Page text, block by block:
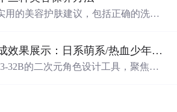
用的美容护肤建议，包括正确的洗头
漫画脸描述生成效果展示：日系萌系/热血少年风格AI角色方案全集
32B的二次元角色设计工具，聚焦日
Diffusion/NovelAI的提示词输出、描